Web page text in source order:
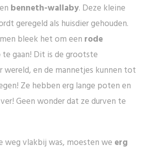
benneth-wallaby. Deze kleine
geregeld als huisdier gehouden.
bleek het om een rode
te gaan! Dit is de grootste
en de mannetjes kunnen tot
Ze hebben erg lange poten en
Geen wonder dat ze durven te
weg vlakbij was, moesten we erg